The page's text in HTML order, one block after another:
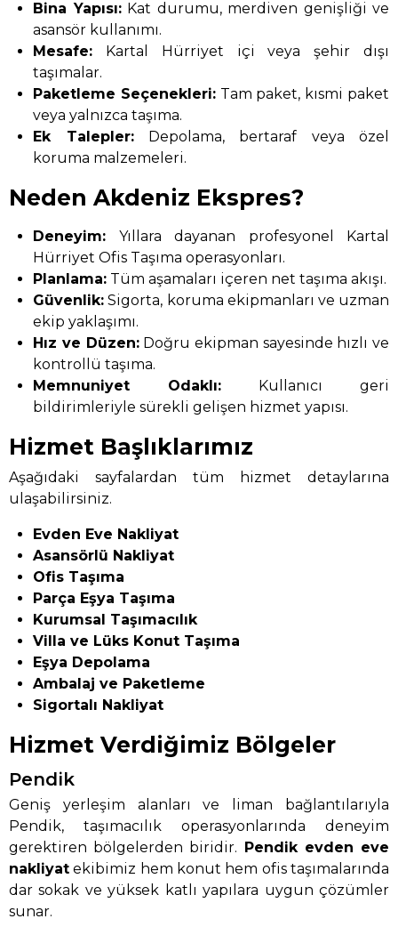
Bina Yapısı:Kat durumu, merdiven genişliği ve
asansör kullanımı.
Mesafe: Kartal Hürriyet içi veya şehir dışı
taşımalar.
Paketleme Seçenekleri:Tam paket, kısmi paket
veya yalnızca taşıma.
Ek Talepler:Depolama, bertaraf veya özel
koruma malzemeleri.
Neden Akdeniz Ekspres?
Deneyim: Yıllara dayanan profesyonel Kartal
Hürriyet Ofis Taşıma operasyonları.
Planlama: Tüm aşamaları içeren net taşıma akışı.
Güvenlik: Sigorta, koruma ekipmanları ve uzman
ekip yaklaşımı.
Hız ve Düzen:Doğru ekipman sayesinde hızlı ve
kontrollü taşıma.
Memnuniyet Odaklı: Kullanıcı geri
bildirimleriyle sürekli gelişen hizmet yapısı.
Hizmet Başlıklarımız
Aşağıdaki sayfalardan tüm hizmet detaylarına
ulaşabilirsiniz.
Evden Eve Nakliyat
Asansörlü Nakliyat
Ofis Taşıma
Parça Eşya Taşıma
Kurumsal Taşımacılık
Villa ve Lüks Konut Taşıma
Eşya Depolama
Ambalaj ve Paketleme
Sigortalı Nakliyat
Hizmet Verdiğimiz Bölgeler
Pendik
Geniş yerleşim alanları ve liman bağlantılarıyla
Pendik, taşımacılık operasyonlarında deneyim
gerektiren bölgelerden biridir. Pendik evden eve
nakliyat ekibimiz hem konut hem ofis taşımalarında
dar sokak ve yüksek katlı yapılara uygun çözümler
sunar.